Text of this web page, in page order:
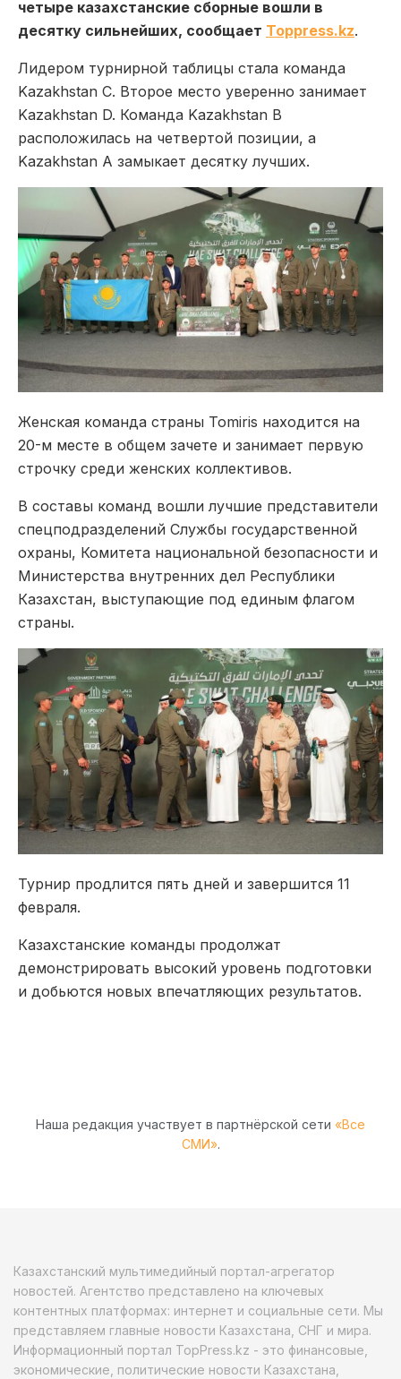
четыре казахстанские сборные вошли в
десятку сильнейших, сообщает Toppress.kz.
Лидером турнирной таблицы стала команда
Kazakhstan C. Второе место уверенно занимает
Kazakhstan D. Команда Kazakhstan B
расположилась на четвертой позиции, а
Kazakhstan A замыкает десятку лучших.
Женская команда страны Tomiris находится на
20-м месте в общем зачете и занимает первую
строчку среди женских коллективов.
В составы команд вошли лучшие представители
спецподразделений Службы государственной
охраны, Комитета национальной безопасности и
Министерства внутренних дел Республики
Казахстан, выступающие под единым флагом
страны.
Турнир продлится пять дней и завершится 11
февраля.
Казахстанские команды продолжат
демонстрировать высокий уровень подготовки
и добьются новых впечатляющих результатов.
Наша редакция участвует в партнёрской сети «Все
СМИ».
Казахстанский мультимедийный портал-агрегатор
новостей. Агентство представлено на ключевых
контентных платформах: интернет и социальные сети. Мы
представляем главные новости Казахстана, СНГ и мира.
Информационный портал TopPress.kz - это финансовые,
экономические, политические новости Казахстана,